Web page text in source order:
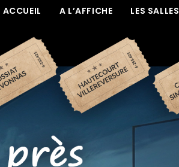
ACCUEIL A L’AFFICHE LES SALLES